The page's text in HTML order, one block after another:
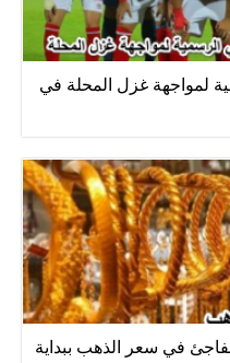
لمواجهة غزل المحلة في
في سعر الذهب ببداية